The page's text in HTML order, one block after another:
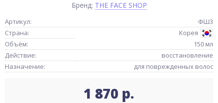
Бренд: THE FACE SHOP
Артикул:
ФШ3
Страна:
Корея
Объём:
150 мл
Действие:
восстановление
Назначение:
для поврежденных волос
1 870 р.